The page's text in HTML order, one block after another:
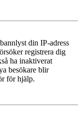
din IP-adress
registrera dig
ha inaktiverat
besökare blir
för hjälp.